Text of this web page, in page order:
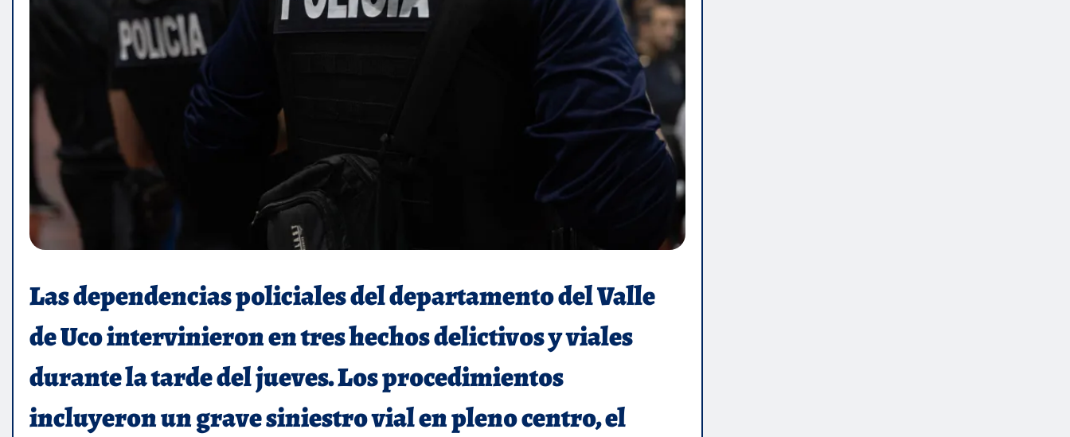
Las dependencias policiales del departamento del Valle
de Uco intervinieron en tres hechos delictivos y viales
durante la tarde del jueves. Los procedimientos
incluyeron un grave siniestro vial en pleno centro, el